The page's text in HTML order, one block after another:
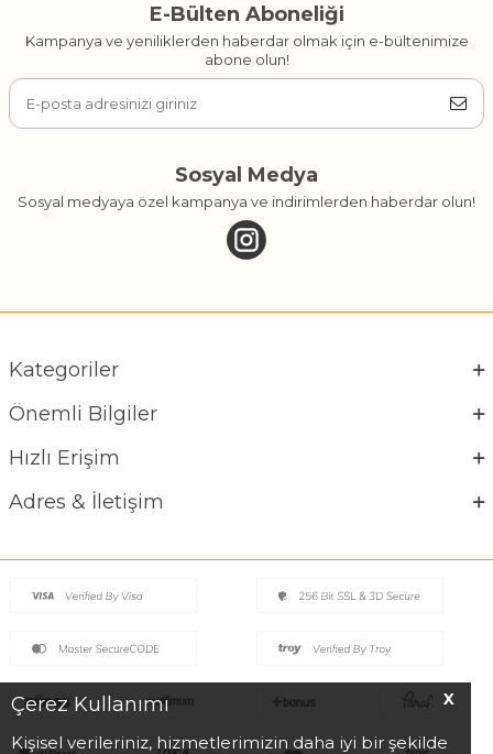
X
Çerez Kullanımı
Kişisel verileriniz, hizmetlerimizin daha iyi bir şekilde
E-Bülten Aboneliği
Kampanya ve yeniliklerden haberdar olmak için e-bültenimize
abone olun!
Sosyal Medya
Sosyal medyaya özel kampanya ve indirimlerden haberdar olun!
Kategoriler
Önemli Bilgiler
Hızlı Erişim
Adres & İletişim